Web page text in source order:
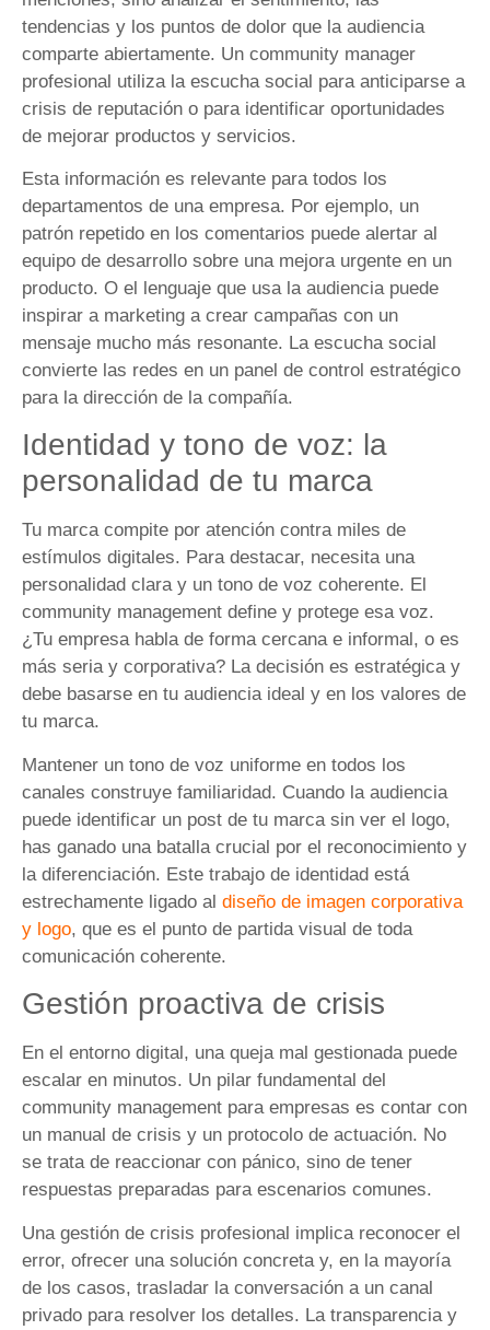
tendencias y los puntos de dolor que la audiencia
comparte abiertamente. Un community manager
profesional utiliza la escucha social para anticiparse a
crisis de reputación o para identificar oportunidades
de mejorar productos y servicios.
Esta información es relevante para todos los
departamentos de una empresa. Por ejemplo, un
patrón repetido en los comentarios puede alertar al
equipo de desarrollo sobre una mejora urgente en un
producto. O el lenguaje que usa la audiencia puede
inspirar a marketing a crear campañas con un
mensaje mucho más resonante. La escucha social
convierte las redes en un panel de control estratégico
para la dirección de la compañía.
Identidad y tono de voz: la
personalidad de tu marca
Tu marca compite por atención contra miles de
estímulos digitales. Para destacar, necesita una
personalidad clara y un tono de voz coherente. El
community management define y protege esa voz.
¿Tu empresa habla de forma cercana e informal, o es
más seria y corporativa? La decisión es estratégica y
debe basarse en tu audiencia ideal y en los valores de
tu marca.
Mantener un tono de voz uniforme en todos los
canales construye familiaridad. Cuando la audiencia
puede identificar un post de tu marca sin ver el logo,
has ganado una batalla crucial por el reconocimiento y
la diferenciación. Este trabajo de identidad está
estrechamente ligado al diseño de imagen corporativa
y logo, que es el punto de partida visual de toda
comunicación coherente.
Gestión proactiva de crisis
En el entorno digital, una queja mal gestionada puede
escalar en minutos. Un pilar fundamental del
community management para empresas es contar con
un manual de crisis y un protocolo de actuación. No
se trata de reaccionar con pánico, sino de tener
respuestas preparadas para escenarios comunes.
Una gestión de crisis profesional implica reconocer el
error, ofrecer una solución concreta y, en la mayoría
de los casos, trasladar la conversación a un canal
privado para resolver los detalles. La transparencia y